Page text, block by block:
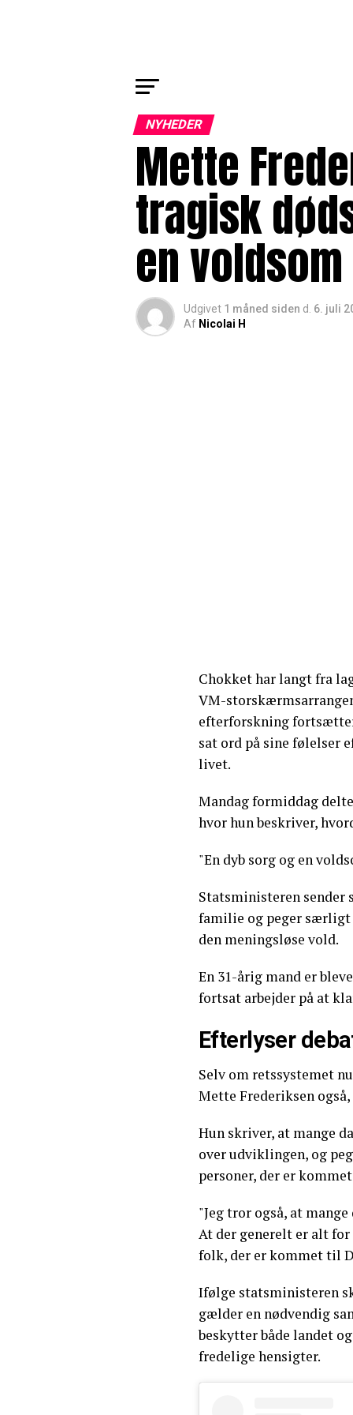
NYHEDER
Mette
tragisk
en
Udgivet 1 måned siden d. 6. juli
Af Nicolai H
Chokket har langt fra
VM-
efterforskning
sat ord på sine følelser
livet.
Mandag formiddag
hvor hun beskriver,
"En dyb sorg og en
Statsministeren sender
familie og peger særligt
den meningsløse vold.
En 31-årig mand er
fortsat arbejder på at
Efterlyser
Selv om retssystemet
Mette Frederiksen
Hun skriver, at mange
over udviklingen, og
personer, der er
"Jeg tror også, at
At der generelt er alt
folk, der er kommet til
Ifølge statsministeren
gælder en nødvendig
beskytter både landet
fredelige hensigter.